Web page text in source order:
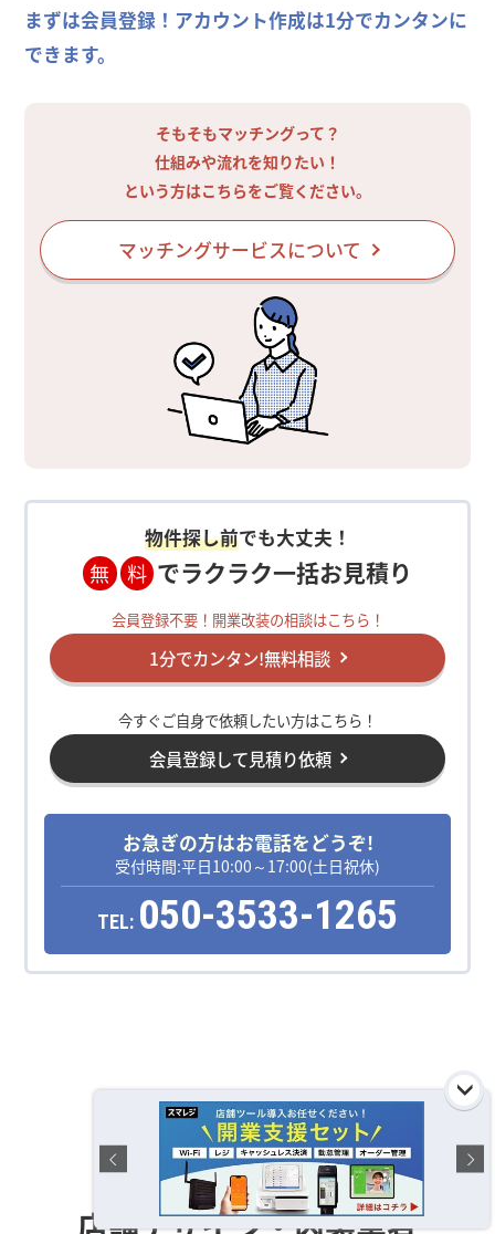
まずは会員登録！アカウント作成は1分でカンタンに
できます。
そもそもマッチングって？
仕組みや流れを知りたい！
という方はこちらをご覧ください。
マッチングサービスについて
物件探し前でも大丈夫！
無 料 でラクラク一括お見積り
会員登録不要！開業改装の相談はこちら！
1分でカンタン!無料相談
今すぐご自身で依頼したい方はこちら！
会員登録して見積り依頼
お急ぎの方はお電話をどうぞ!
受付時間:平日10:00～17:00(土日祝休)
TEL: 050-3533-1265
運営おすすめの